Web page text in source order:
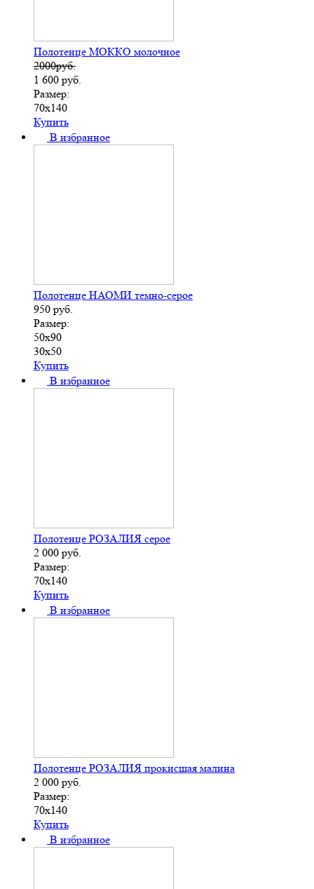
Полотенце МОККО молочное
2000руб.
1 600 руб.
Размер:
70х140
Купить
В избранное
Полотенце НАОМИ темно-серое
950 руб.
Размер:
50х90
30х50
Купить
В избранное
Полотенце РОЗАЛИЯ серое
2 000 руб.
Размер:
70х140
Купить
В избранное
Полотенце РОЗАЛИЯ прокисшая малина
2 000 руб.
Размер:
70х140
Купить
В избранное